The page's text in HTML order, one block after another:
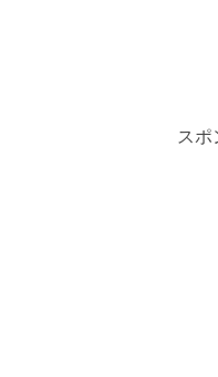
スポ